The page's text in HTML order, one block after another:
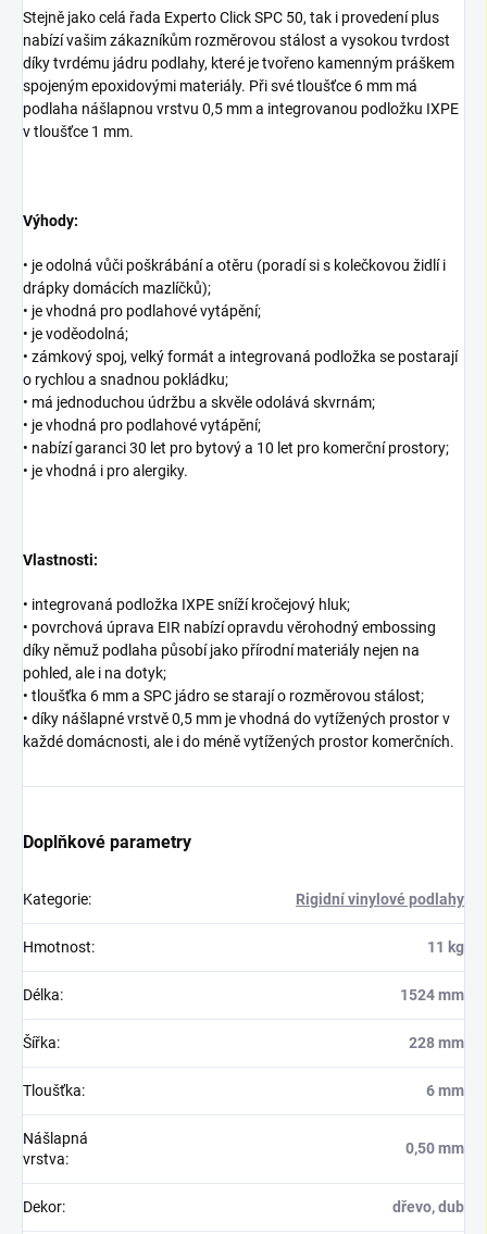
Stejně jako celá řada Experto Click SPC 50, tak i provedení plus
nabízí vašim zákazníkům rozměrovou stálost a vysokou tvrdost
díky tvrdému jádru podlahy, které je tvořeno kamenným práškem
spojeným epoxidovými materiály. Při své tloušťce 6 mm má
podlaha nášlapnou vrstvu 0,5 mm a integrovanou podložku IXPE
v tloušťce 1 mm.
Výhody:
• je odolná vůči poškrábání a otěru (poradí si s kolečkovou židlí i
drápky domácích mazlíčků);
• je vhodná pro podlahové vytápění;
• je voděodolná;
• zámkový spoj, velký formát a integrovaná podložka se postarají
o rychlou a snadnou pokládku;
• má jednoduchou údržbu a skvěle odolává skvrnám;
• je vhodná pro podlahové vytápění;
• nabízí garanci 30 let pro bytový a 10 let pro komerční prostory;
• je vhodná i pro alergiky.
Vlastnosti:
• integrovaná podložka IXPE sníží kročejový hluk;
• povrchová úprava EIR nabízí opravdu věrohodný embossing
díky němuž podlaha působí jako přírodní materiály nejen na
pohled, ale i na dotyk;
• tloušťka 6 mm a SPC jádro se starají o rozměrovou stálost;
• díky nášlapné vrstvě 0,5 mm je vhodná do vytížených prostor v
každé domácnosti, ale i do méně vytížených prostor komerčních.
Doplňkové parametry
Kategorie: Rigidní vinylové podlahy
Hmotnost: 11 kg
Délka: 1524 mm
Šířka: 228 mm
Tloušťka: 6 mm
Nášlapná
vrstva:
0,50 mm
Dekor: dřevo, dub